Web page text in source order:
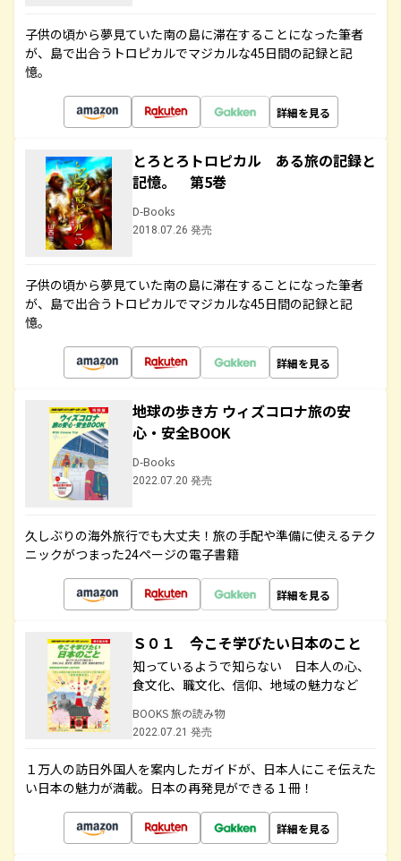
子供の頃から夢見ていた南の島に滞在することになった筆者
が、島で出合うトロピカルでマジカルな45日間の記録と記
憶。
詳細を見る
とろとろトロピカル ある旅の記録と
記憶。 第5巻
D-Books
2018.07.26 発売
子供の頃から夢見ていた南の島に滞在することになった筆者
が、島で出合うトロピカルでマジカルな45日間の記録と記
憶。
詳細を見る
地球の歩き方 ウィズコロナ旅の安
心・安全BOOK
D-Books
2022.07.20 発売
久しぶりの海外旅行でも大丈夫！旅の手配や準備に使えるテク
ニックがつまった24ページの電子書籍
詳細を見る
Ｓ０１ 今こそ学びたい日本のこと
知っているようで知らない 日本人の心、
食文化、職文化、信仰、地域の魅力など
BOOKS 旅の読み物
2022.07.21 発売
１万人の訪日外国人を案内したガイドが、日本人にこそ伝えた
い日本の魅力が満載。日本の再発見ができる１冊！
詳細を見る